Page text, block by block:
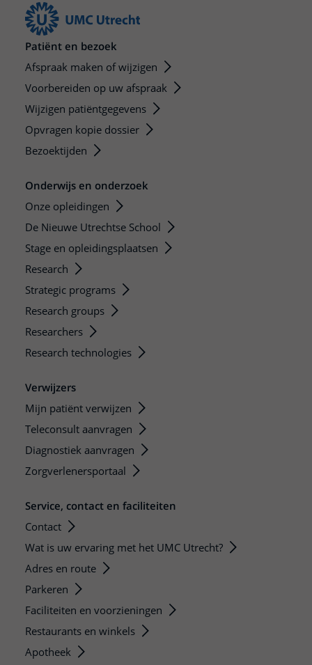
Patiënt en bezoek
Afspraak maken of wijzigen
Voorbereiden op uw afspraak
Wijzigen patiëntgegevens
Opvragen kopie dossier
Bezoektijden
Onderwijs en onderzoek
Onze opleidingen
De Nieuwe Utrechtse School
Stage en opleidingsplaatsen
Research
Strategic programs
Research groups
Researchers
Research technologies
Verwijzers
Mijn patiënt verwijzen
Teleconsult aanvragen
Diagnostiek aanvragen
Zorgverlenersportaal
Service, contact en faciliteiten
Contact
Wat is uw ervaring met het UMC Utrecht?
Adres en route
Parkeren
Faciliteiten en voorzieningen
Restaurants en winkels
Apotheek